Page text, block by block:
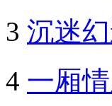
3 沉迷
4 一厢